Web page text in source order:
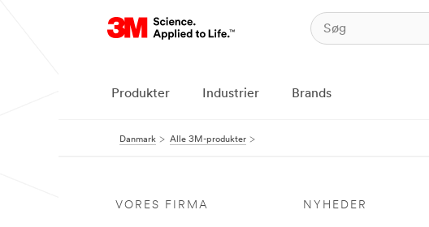
Produkter Industrier Brands
Danmark Alle 3M-produkter
VORES FIRMA NYHEDER